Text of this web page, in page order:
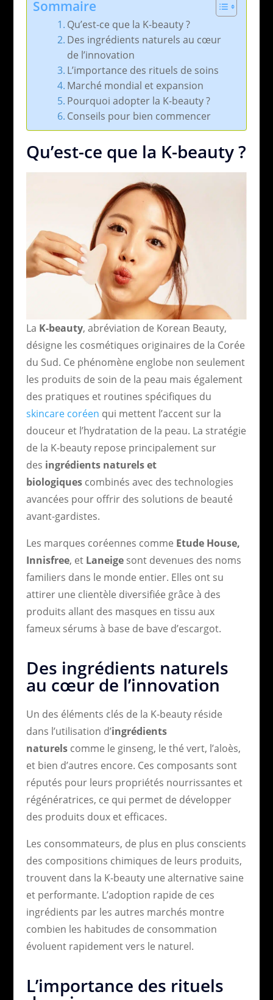
Sommaire
Qu’est-ce que la K-beauty ?
Des ingrédients naturels au cœur
de l’innovation
L’importance des rituels de soins
Marché mondial et expansion
Pourquoi adopter la K-beauty ?
Conseils pour bien commencer
Qu’est-ce que la K-beauty ?
La K-beauty, abréviation de Korean Beauty,
désigne les cosmétiques originaires de la Corée
du Sud. Ce phénomène englobe non seulement
les produits de soin de la peau mais également
des pratiques et routines spécifiques du
skincare coréen qui mettent l’accent sur la
douceur et l’hydratation de la peau. La stratégie
de la K-beauty repose principalement sur
des ingrédients naturels et
biologiquescombinés avec des technologies
avancées pour offrir des solutions de beauté
avant-gardistes.
Les marques coréennes comme Etude House,
Innisfree, et Laneigesont devenues des noms
familiers dans le monde entier. Elles ont su
attirer une clientèle diversifiée grâce à des
produits allant des masques en tissu aux
fameux sérums à base de bave d’escargot.
Des ingrédients naturels
au cœur de l’innovation
Un des éléments clés de la K-beauty réside
dans l’utilisation d’ingrédients
naturelscomme le ginseng, le thé vert, l’aloès,
et bien d’autres encore. Ces composants sont
réputés pour leurs propriétés nourrissantes et
régénératrices, ce qui permet de développer
des produits doux et efficaces.
Les consommateurs, de plus en plus conscients
des compositions chimiques de leurs produits,
trouvent dans la K-beauty une alternative saine
et performante. L’adoption rapide de ces
ingrédients par les autres marchés montre
combien les habitudes de consommation
évoluent rapidement vers le naturel.
L’importance des rituels